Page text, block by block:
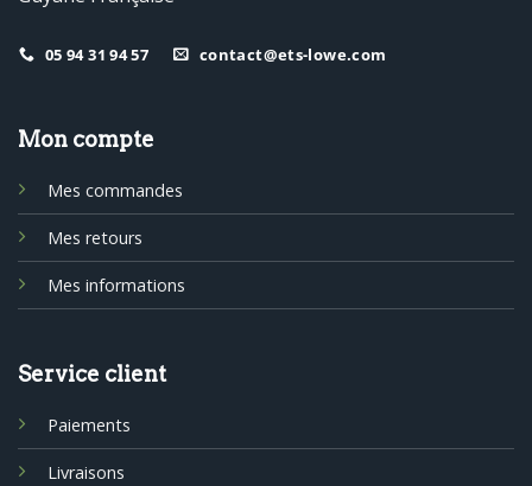
05 94 31 94 57 contact@ets-lowe.com
Mon compte
Mes commandes
Mes retours
Mes informations
Service client
Paiements
Livraisons